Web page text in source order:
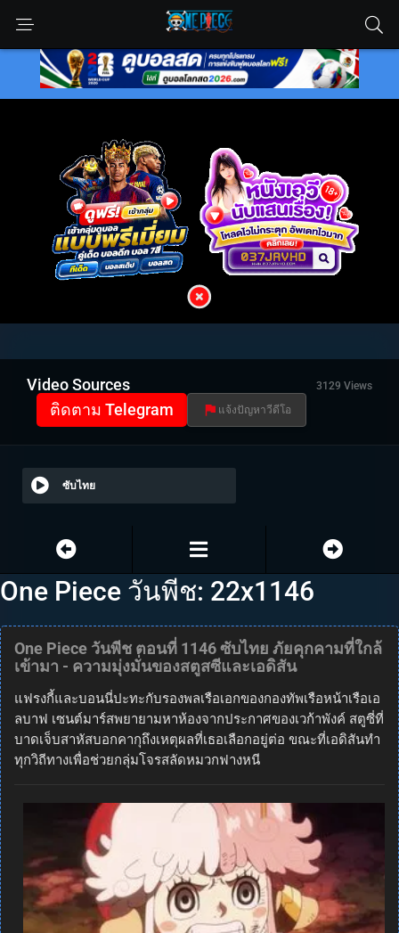
Video Sources 3129 Views
ติดตาม Telegram แจ้งปัญหาวีดีโอ
ซับไทย
One Piece วันพีช: 22x1146
One Piece วันพีช ตอนที่ 1146 ซับไทย ภัยคุกคามที่ใกล้
เข้ามา - ความมุ่งมั่นของสตูสซีและเอดิสัน
แฟรงกี้และบอนนี่ปะทะกับรองพลเรือเอกของกองทัพเรือหน้าเรือเอ
ลบาฟ เซนต์มาร์สพยายามหาห้องจากประกาศของเวก้าพังค์ สตูซี่ที่
บาดเจ็บสาหัสบอกคากุถึงเหตุผลที่เธอเลือกอยู่ต่อ ขณะที่เอดิสันทำ
ทุกวิถีทางเพื่อช่วยกลุ่มโจรสลัดหมวกฟางหนี